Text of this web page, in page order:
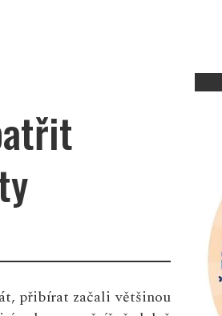
přibírat začali většinou